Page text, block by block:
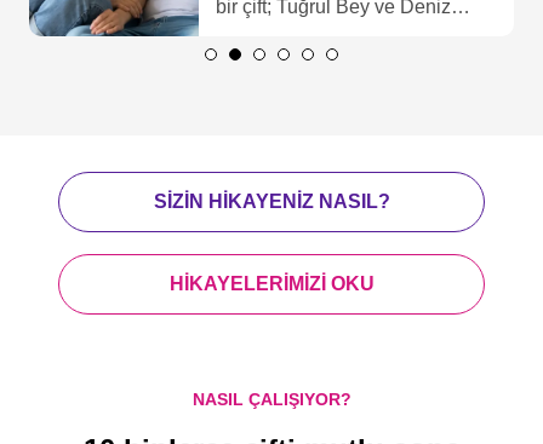
zaman almış. Hümeyra Hanım,
yerleşmediğini, balayı için
SIZIN HIKAYENIZ NASIL?
HIKAYELERIMIZI OKU
NASIL ÇALIŞIYOR?